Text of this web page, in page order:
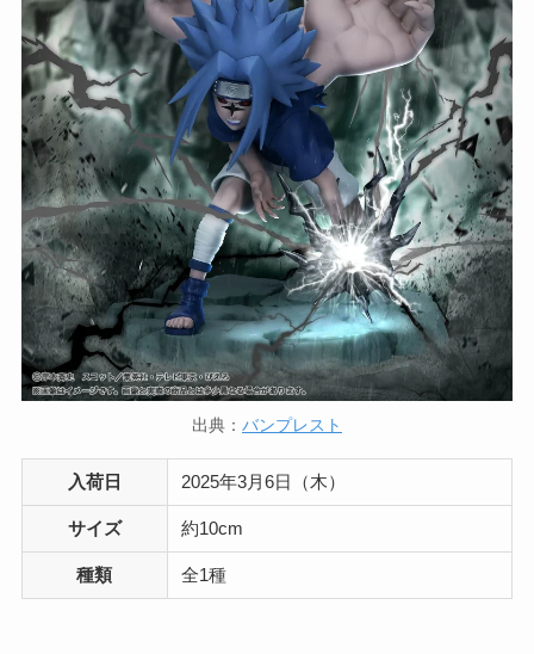
出典： バンプレスト
入荷日 2025年3月6日（木）
サイズ 約10cm
種類 全1種